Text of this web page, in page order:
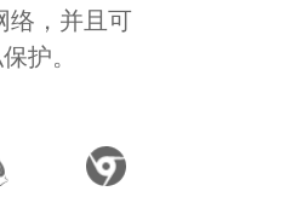
络，并且可
护。